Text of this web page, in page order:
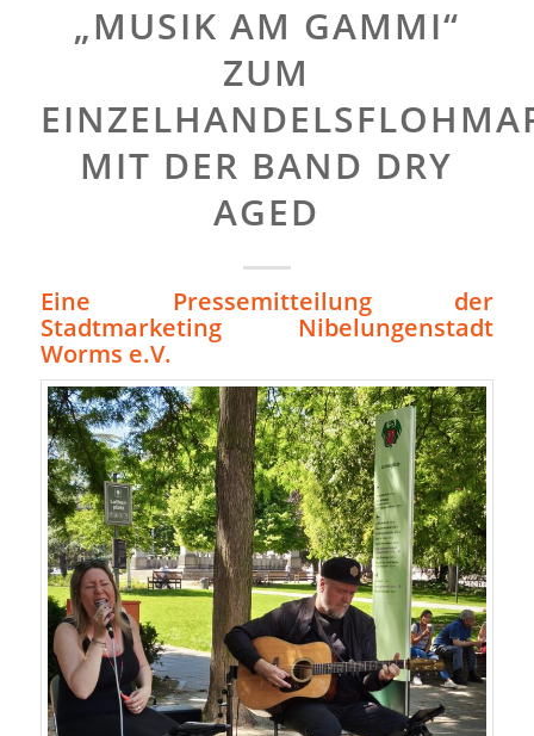
„MUSIK AM GAMMI“
ZUM
MIT DER BAND DRY
AGED
Eine Pressemitteilung der
Stadtmarketing Nibelungenstadt
Worms e.V.